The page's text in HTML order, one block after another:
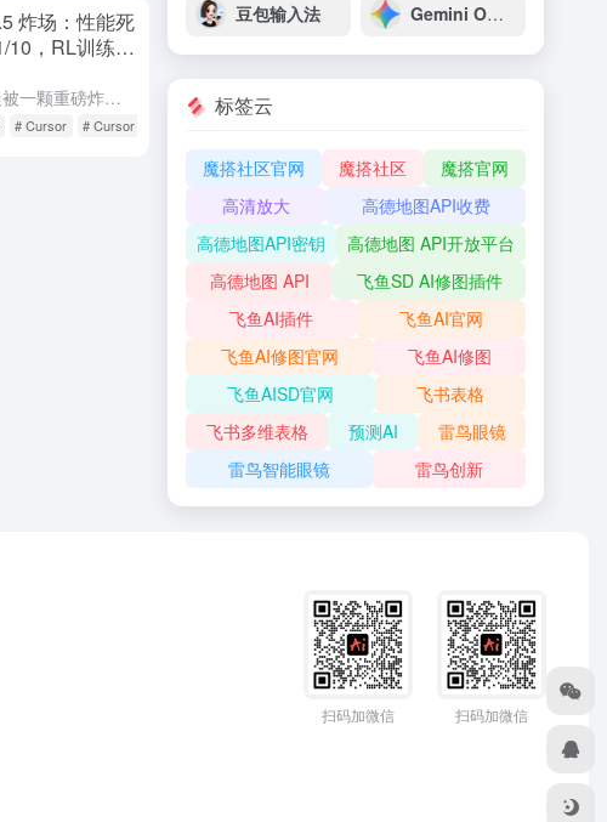
炸场：性能死
10，RL训练竟
【摘要】 AI编程圈今晨被一颗重磅炸弹击中——Cursor官方毫无预兆地放出Composer 2.5。这款基于Moonshot Kimi K2.5底座打造的模型，不仅在基准测试上紧咬Claude 4...
# Cursor # Cursor Composer 2.5
豆包输入法 Gemini Omni
标签云
魔搭社区官网 魔搭社区
魔搭官网
高清放大
高德地图API收费
高德地图API密钥
高德地图 API开放平台
高德地图 API
飞鱼SD AI修图插件
飞鱼AI插件
飞鱼AI官网
飞鱼AI修图官网
飞鱼AI修图
飞鱼AISD官网
飞书表格
飞书多维表格
预测AI
雷鸟眼镜
雷鸟智能眼镜
雷鸟创新
扫码加微信 扫码加微信